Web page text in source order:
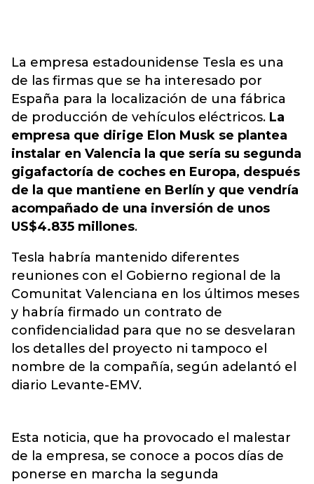
La empresa estadounidense Tesla es una
de las firmas que se ha interesado por
España para la localización de una fábrica
de producción de vehículos eléctricos. La
empresa que dirige Elon Musk se plantea
instalar en Valencia la que sería su segunda
gigafactoría de coches en Europa, después
de la que mantiene en Berlín y que vendría
acompañado de una inversión de unos
US$4.835 millones.
Tesla habría mantenido diferentes
reuniones con el Gobierno regional de la
Comunitat Valenciana en los últimos meses
y habría firmado un contrato de
confidencialidad para que no se desvelaran
los detalles del proyecto ni tampoco el
nombre de la compañía, según adelantó el
diario Levante-EMV.
Esta noticia, que ha provocado el malestar
de la empresa, se conoce a pocos días de
ponerse en marcha la segunda